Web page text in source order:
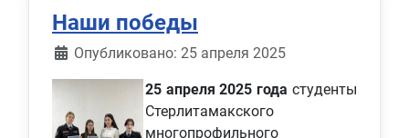
Наши победы
Информация о материале
Опубликовано: 25 апреля 2025
25 апреля 2025 года студенты
Стерлитамакского
многопрофильного